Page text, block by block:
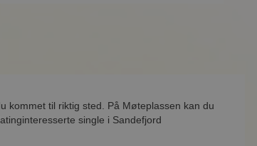
kommet til riktig sted. På Møteplassen kan du
single i Sandefjord